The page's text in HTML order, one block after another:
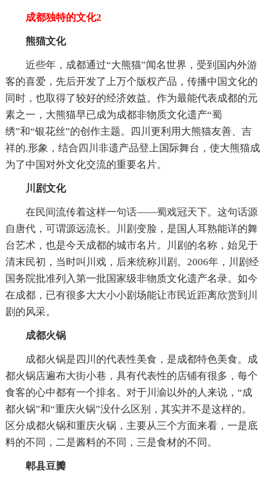
成都独特的文化2
熊猫文化
近些年，成都通过“大熊猫”闻名世界，受到国内外游
客的喜爱，先后开发了上万个版权产品，传播中国文化的
同时，也取得了较好的经济效益。作为最能代表成都的元
素之一，大熊猫早已成为成都非物质文化遗产“蜀
绣”和“银花丝”的创作主题。四川更利用大熊猫友善、吉
祥的.形象，结合四川非遗产品登上国际舞台，使大熊猫成
为了中国对外文化交流的重要名片。
川剧文化
在民间流传着这样一句话——蜀戏冠天下。这句话源
自唐代，可谓源远流长。川剧变脸，是国人耳熟能详的舞
台艺术，也是今天成都的城市名片。川剧的名称，始见于
清末民初，当时叫川戏，后来统称川剧。2006年，川剧经
国务院批准列入第一批国家级非物质文化遗产名录。如今
在成都，已有很多大大小小剧场能让市民近距离欣赏到川
剧的风采。
成都火锅
成都火锅是四川的代表性美食，是成都特色美食。成
都火锅店遍布大街小巷，具有代表性的店铺有很多，每个
食客的心中都有一个排名。对于川渝以外的人来说，“成
都火锅”和“重庆火锅”没什么区别，其实并不是这样的。
区分成都火锅和重庆火锅，主要从三个方面来看，一是底
料的不同，二是酱料的不同，三是食材的不同。
郫县豆瓣